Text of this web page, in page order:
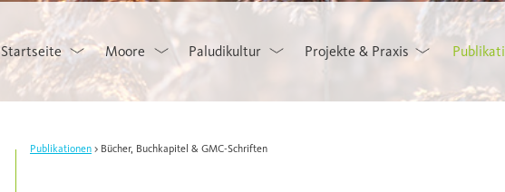
Startseite Moore Paludikultur Projekte & Praxis
Publikationen Bücher, Buchkapitel & GMC-Schriften